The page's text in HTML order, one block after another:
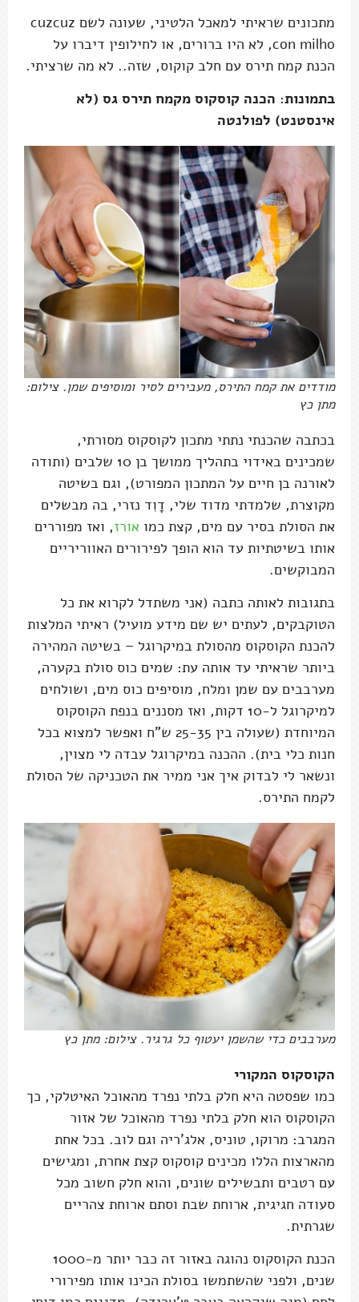
מתכונים שראיתי למאכל הלטיני, שעונה לשם cuzcuz
con milho, לא היו ברורים, או לחילופין דיברו על
הכנת קמח תירס עם חלב קוקוס, שזה.. לא מה שרציתי.
בתמונות: הכנה קוסקוס מקמח תירס גס (לא
אינסטנט) לפולנטה
מודדים את קמח התירס, מעבירים לסיר ומוסיפים שמן. צילום:
מתן כץ
בכתבה שהכנתי נתתי מתכון לקוסקוס מסורתי,
שמכינים באידוי בתהליך ממושך בן 10 שלבים (ותודה
לאורנה בן חיים על המתכון המפורט), וגם בשיטה
מקוצרת, שלמדתי מדוד שלי, דָוִד נזרי, בה מבשלים
את הסולת בסיר עם מים, קצת כמו אורז, ואז מפוררים
אותו בשיטתיות עד הוא הופך לפירורים האווריריים
המבוקשים.
בתגובות לאותה כתבה (אני משתדל לקרוא את כל
הטוקבקים, לעתים יש שם מידע מועיל) ראיתי המלצות
להכנת הקוסקוס מהסולת במיקרוגל – בשיטה המהירה
ביותר שראיתי עד אותה עת: שמים כוס סולת בקערה,
מערבבים עם שמן ומלח, מוסיפים כוס מים, ושולחים
למיקרוגל ל-10 דקות, ואז מסננים בנפת הקוסקוס
המיוחדת (שעולה בין 25-35 ש"ח ואפשר למצוא בכל
חנות כלי בית). ההכנה במיקרוגל עבדה לי מצוין,
ונשאר לי לבדוק איך אני ממיר את הטכניקה של הסולת
לקמח התירס.
מערבבים כדי שהשמן יעטוף כל גרגיר. צילום: מתן כץ
הקוסקוס המקורי
כמו שפסטה היא חלק בלתי נפרד מהאוכל האיטלקי, כך
הקוסקוס הוא חלק בלתי נפרד מהאוכל של אזור
המגרב: מרוקו, טוניס, אלג'ריה וגם לוב. בכל אחת
מהארצות הללו מכינים קוסקוס קצת אחרת, ומגישים
עם רטבים ותבשילים שונים, והוא חלק חשוב מכל
סעודה חגיגית, ארוחת שבת וסתם ארוחת צהריים
שגרתית.
הכנת הקוסקוס נהוגה באזור זה כבר יותר מ-1000
שנים, ולפני שהשתמשו בסולת הכינו אותו מפירורי